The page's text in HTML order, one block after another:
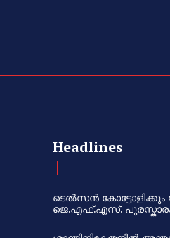
Headlines
ടെൽസൻ കോട്ടോളിക്കും
ജെ.എഫ്.എസ്.